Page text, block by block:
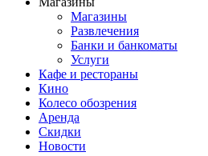
Магазины
Развлечения
Банки и банкоматы
Услуги
Кафе и рестораны
Кино
Колесо обозрения
Аренда
Скидки
Новости